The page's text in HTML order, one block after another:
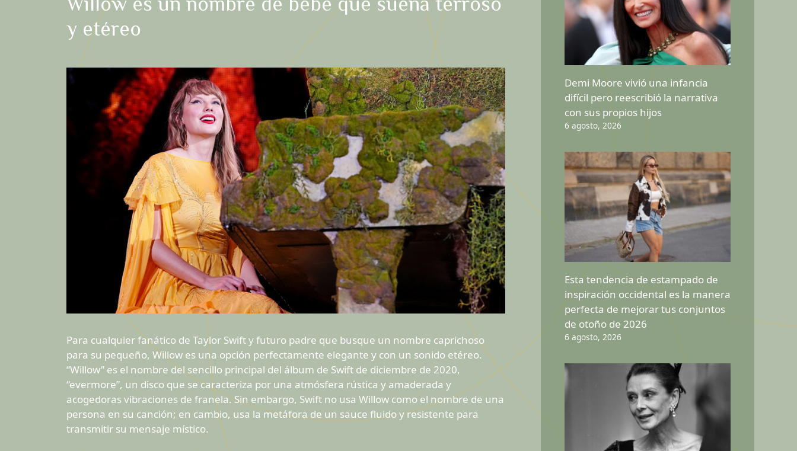
y etéreo
Para cualquier fanático de Taylor Swift y futuro padre que busque un nombre caprichoso
para su pequeño, Willow es una opción perfectamente elegante y con un sonido etéreo.
“Willow” es el nombre del sencillo principal del álbum de Swift de diciembre de 2020,
“evermore”, un disco que se caracteriza por una atmósfera rústica y amaderada y
acogedoras vibraciones de franela. Sin embargo, Swift no usa Willow como el nombre de una
persona en su canción; en cambio, usa la metáfora de un sauce fluido y resistente para
transmitir su mensaje místico.
Demi Moore vivió una infancia
difícil pero reescribió la narrativa
con sus propios hijos
6 agosto, 2026
Esta tendencia de estampado de
inspiración occidental es la manera
perfecta de mejorar tus conjuntos
de otoño de 2026
6 agosto, 2026